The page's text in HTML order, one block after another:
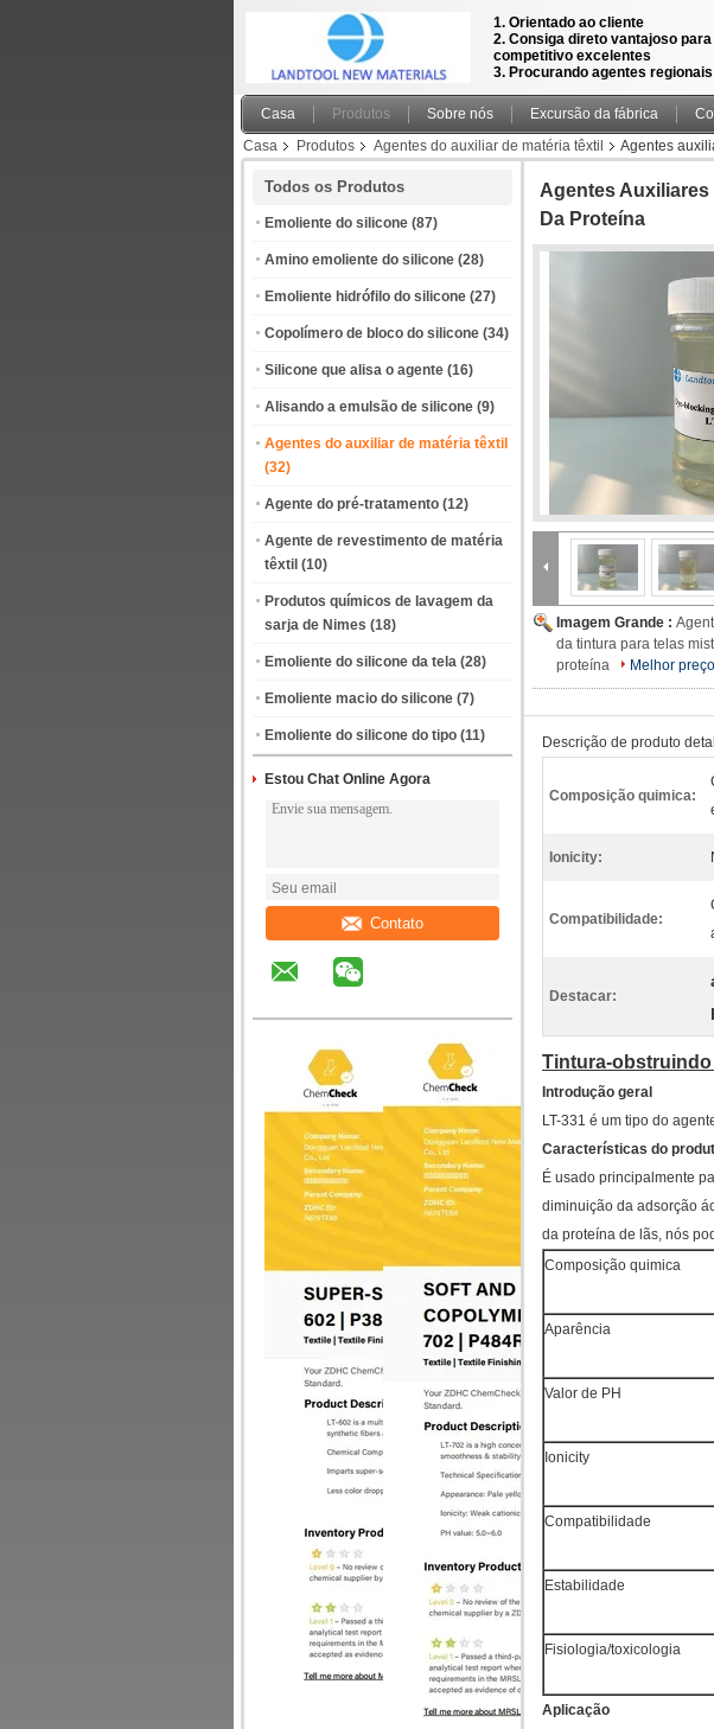
1. Orientado ao cliente
2. Consiga direto vantajoso
competitivo excelentes
3. Procurando agentes regionais
Casa Produtos Sobre nós Excursão da fábrica
Casa
Produtos Agentes do auxiliar de matéria têxtil Agentes
Todos os Produtos
Emoliente do silicone (87)
Amino emoliente do silicone (28)
Emoliente hidrófilo do silicone (27)
Copolímero de bloco do silicone (34)
Silicone que alisa o agente (16)
Alisando a emulsão de silicone (9)
Agentes do auxiliar de matéria têxtil
(32)
Agente do pré-tratamento (12)
Agente de revestimento de matéria
têxtil (10)
Produtos químicos de lavagem da
sarja de Nimes (18)
Emoliente do silicone da tela (28)
Emoliente macio do silicone (7)
Emoliente do silicone do tipo (11)
Estou Chat Online Agora
Contato
Agentes Auxiliares
Da Proteína
Imagem Grande :
da tintura para telas
proteína
Melhor preço
Descrição de produto
Composição quimica:
Ionicity:
Compatibilidade:
Destacar:
Tintura-obstruindo
Introdução geral
LT-331 é um tipo do
Características do
É usado principalmente
diminuição da adsorção
da proteína de lãs, nós
Composição quimica
Aparência
Valor de PH
Ionicity
Compatibilidade
Estabilidade
Fisiologia/toxicologia
Aplicação